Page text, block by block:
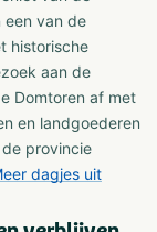
een van de
historische
aan de
Domtoren af met
en landgoederen
provincie
dagjes uit